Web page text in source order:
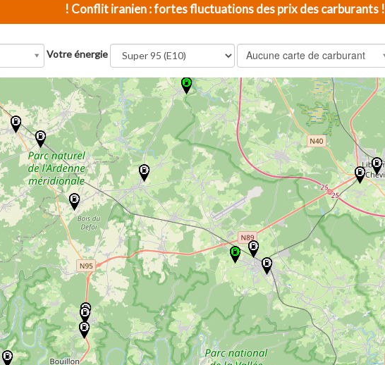
! Conflit iranien : fortes fluctuations des prix des carburants !
Votre énergie Aucune carte de carburant